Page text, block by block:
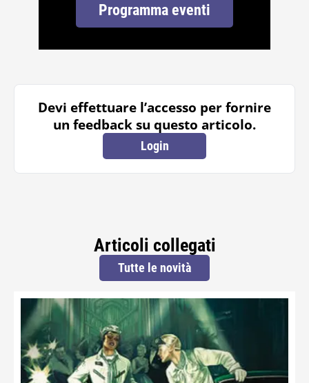
Programma eventi
Devi effettuare l’accesso per fornire
un feedback su questo articolo.
Login
Articoli collegati
Tutte le novità